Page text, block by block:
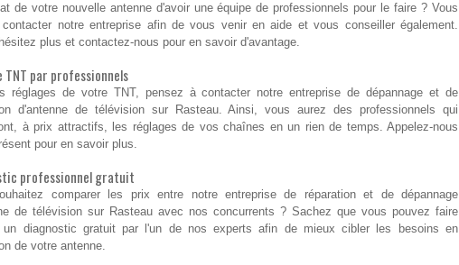
de votre nouvelle antenne d'avoir une équipe de professionnels pour le faire ? Vous
contacter notre entreprise afin de vous venir en aide et vous conseiller également.
plus et contactez-nous pour en savoir d'avantage.
TNT par professionnels
réglages de votre TNT, pensez à contacter notre entreprise de dépannage et de
d'antenne de télévision sur Rasteau. Ainsi, vous aurez des professionnels qui
à prix attractifs, les réglages de vos chaînes en un rien de temps. Appelez-nous
pour en savoir plus.
professionnel gratuit
comparer les prix entre notre entreprise de réparation et de dépannage
de télévision sur Rasteau avec nos concurrents ? Sachez que vous pouvez faire
un diagnostic gratuit par l'un de nos experts afin de mieux cibler les besoins en
de votre antenne.